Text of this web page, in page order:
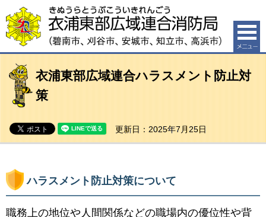
衣浦東部広域連合消防局（碧南市、刈谷市、安城市、知
立市、高浜市）
衣浦東部広域連合ハラスメント防止対
策
更新日：2025年7月25日
ハラスメント防止対策について
職務上の地位や人間関係などの職場内の優位性や背